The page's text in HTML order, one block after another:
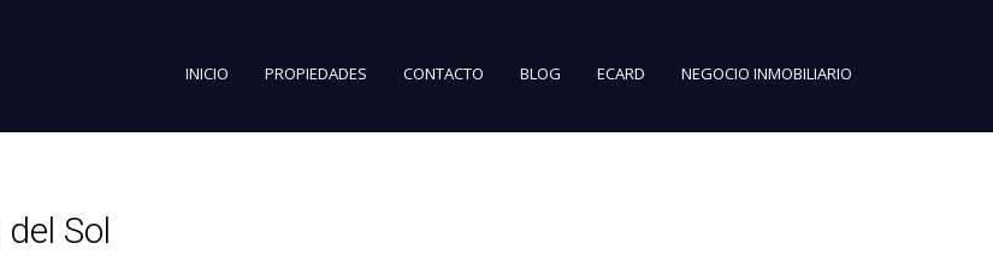
INICIO PROPIEDADES CONTACTO BLOG ECARD NEGOCIO INMOBILIARIO
Sol